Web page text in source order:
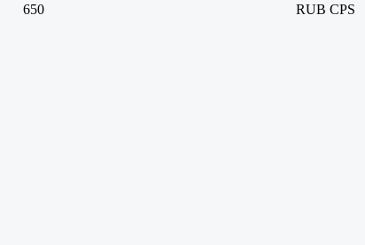
650 RUB CPS